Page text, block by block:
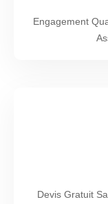
Engagement
Devis Gratuit